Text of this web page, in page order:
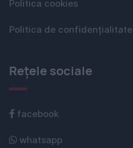
Politica cookies
Politica de confidențialitate
Rețele sociale
facebook
whatsapp